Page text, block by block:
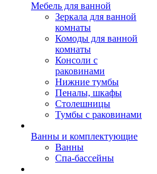
Мебель для ванной
Зеркала для ванной
комнаты
Комоды для ванной
комнаты
Консоли с
раковинами
Нижние тумбы
Пеналы, шкафы
Столешницы
Тумбы с раковинами
Ванны и комплектующие
Ванны
Спа-бассейны